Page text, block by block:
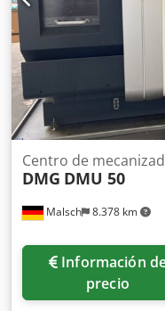
Malsch 8.378 km
Centro de
DMG DMU 50
Información de
precio